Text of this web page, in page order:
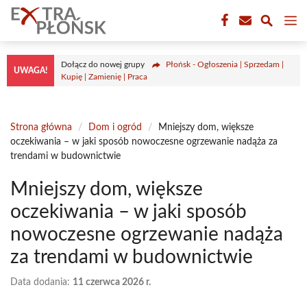
Przejdź
treści
UWAGA!
Dołącz do nowej grupy
Płońsk - Ogłoszenia | Sprzedam |
Kupię | Zamienię | Praca
Strona główna / Dom i ogród /
Mniejszy dom, większe
oczekiwania – w jaki sposób nowoczesne ogrzewanie nadąża za
trendami w budownictwie
Mniejszy dom, większe
oczekiwania – w jaki sposób
nowoczesne ogrzewanie nadąża
za trendami w budownictwie
Data dodania: 11 czerwca 2026 r.